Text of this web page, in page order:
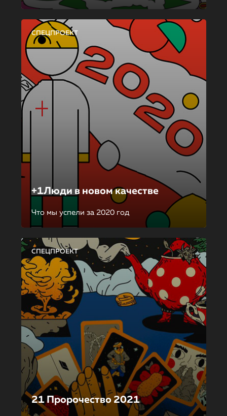
СПЕЦПРОЕКТ
+1Люди в новом качестве
Что мы успели за 2020 год
СПЕЦПРОЕКТ
21 Пророчество 2021